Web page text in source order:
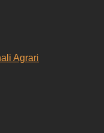
Agrari